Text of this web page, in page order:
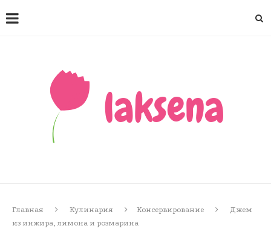
Главная Кулинария Консервирование
Джем
из инжира, лимона и розмарина